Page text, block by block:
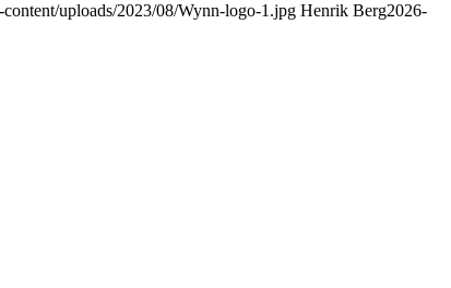
uploads/2023/08/Wynn-logo-1.jpg Henrik Berg2026-